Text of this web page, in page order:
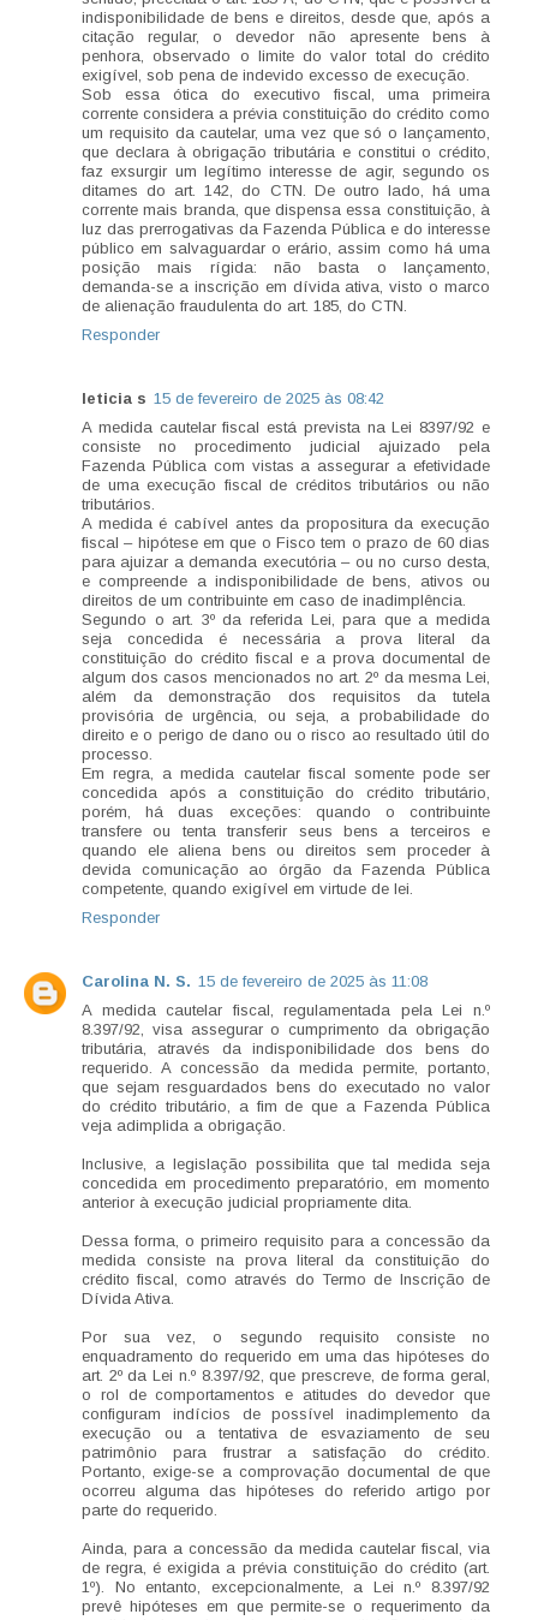
indisponibilidade de bens e direitos, desde que, após a
citação regular, o devedor não apresente bens à
penhora, observado o limite do valor total do crédito
exigível, sob pena de indevido excesso de execução.
Sob essa ótica do executivo fiscal, uma primeira
corrente considera a prévia constituição do crédito como
um requisito da cautelar, uma vez que só o lançamento,
que declara à obrigação tributária e constitui o crédito,
faz exsurgir um legítimo interesse de agir, segundo os
ditames do art. 142, do CTN. De outro lado, há uma
corrente mais branda, que dispensa essa constituição, à
luz das prerrogativas da Fazenda Pública e do interesse
público em salvaguardar o erário, assim como há uma
posição mais rígida: não basta o lançamento,
demanda-se a inscrição em dívida ativa, visto o marco
de alienação fraudulenta do art. 185, do CTN.
Responder
leticia s 15 de fevereiro de 2025 às 08:42
A medida cautelar fiscal está prevista na Lei 8397/92 e
consiste no procedimento judicial ajuizado pela
Fazenda Pública com vistas a assegurar a efetividade
de uma execução fiscal de créditos tributários ou não
tributários.
A medida é cabível antes da propositura da execução
fiscal – hipótese em que o Fisco tem o prazo de 60 dias
para ajuizar a demanda executória – ou no curso desta,
e compreende a indisponibilidade de bens, ativos ou
direitos de um contribuinte em caso de inadimplência.
Segundo o art. 3º da referida Lei, para que a medida
seja concedida é necessária a prova literal da
constituição do crédito fiscal e a prova documental de
algum dos casos mencionados no art. 2º da mesma Lei,
além da demonstração dos requisitos da tutela
provisória de urgência, ou seja, a probabilidade do
direito e o perigo de dano ou o risco ao resultado útil do
processo.
Em regra, a medida cautelar fiscal somente pode ser
concedida após a constituição do crédito tributário,
porém, há duas exceções: quando o contribuinte
transfere ou tenta transferir seus bens a terceiros e
quando ele aliena bens ou direitos sem proceder à
devida comunicação ao órgão da Fazenda Pública
competente, quando exigível em virtude de lei.
Responder
Carolina N. S. 15 de fevereiro de 2025 às 11:08
A medida cautelar fiscal, regulamentada pela Lei n.º
8.397/92, visa assegurar o cumprimento da obrigação
tributária, através da indisponibilidade dos bens do
requerido. A concessão da medida permite, portanto,
que sejam resguardados bens do executado no valor
do crédito tributário, a fim de que a Fazenda Pública
veja adimplida a obrigação.
Inclusive, a legislação possibilita que tal medida seja
concedida em procedimento preparatório, em momento
anterior à execução judicial propriamente dita.
Dessa forma, o primeiro requisito para a concessão da
medida consiste na prova literal da constituição do
crédito fiscal, como através do Termo de Inscrição de
Dívida Ativa.
Por sua vez, o segundo requisito consiste no
enquadramento do requerido em uma das hipóteses do
art. 2º da Lei n.º 8.397/92, que prescreve, de forma geral,
o rol de comportamentos e atitudes do devedor que
configuram indícios de possível inadimplemento da
execução ou a tentativa de esvaziamento de seu
patrimônio para frustrar a satisfação do crédito.
Portanto, exige-se a comprovação documental de que
ocorreu alguma das hipóteses do referido artigo por
parte do requerido.
Ainda, para a concessão da medida cautelar fiscal, via
de regra, é exigida a prévia constituição do crédito (art.
1º). No entanto, excepcionalmente, a Lei n.º 8.397/92
prevê hipóteses em que permite-se o requerimento da